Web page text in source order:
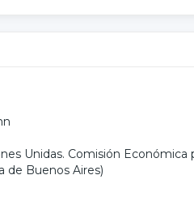
Unidas. Comisión Económica
de Buenos Aires)